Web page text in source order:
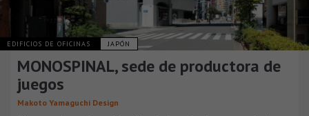
EDIFICIOS DE OFICINAS JAPÓN
MONOSPINAL, sede de productora de
juegos
Makoto Yamaguchi Design